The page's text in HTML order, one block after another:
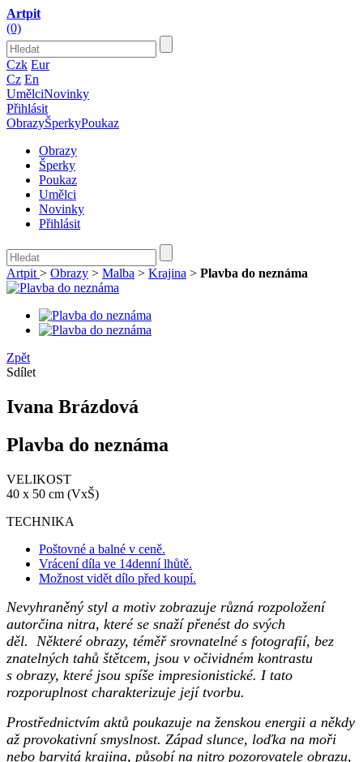
Artpit
(0)
Czk Eur
Cz En
UmělciNovinky
Přihlásit
ObrazyŠperkyPoukaz
Obrazy
Šperky
Poukaz
Umělci
Novinky
Přihlásit
Artpit > Obrazy > Malba > Krajina > Plavba do neznáma
Zpět
Sdílet
Ivana Brázdová
Plavba do neznáma
VELIKOST
40 x 50 cm (VxŠ)
TECHNIKA
Poštovné a balné v ceně.
Vrácení díla ve 14denní lhůtě.
Možnost vidět dílo před koupí.
Nevyhraněný styl a motiv zobrazuje různá rozpoložení
autorčina nitra, které se snaží přenést do svých
děl. Některé obrazy, téměř srovnatelné s fotografií, bez
znatelných tahů štětcem, jsou v očividném kontrastu
s obrazy, které jsou spíše impresionistické. I tato
rozporuplnost charakterizuje její tvorbu.
Prostřednictvím aktů poukazuje na ženskou energii a někdy
až provokativní smyslnost. Západ slunce, loďka na moři
nebo barvitá krajina, působí na nitro pozorovatele obrazu,